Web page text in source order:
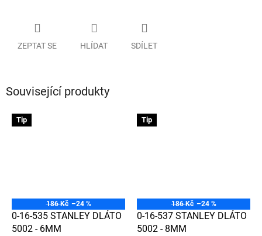
ZEPTAT SE HLÍDAT SDÍLET
Související produkty
Tip
186 Kč –24 %
0-16-535 STANLEY DLÁTO
5002 - 6MM
Tip
186 Kč –24 %
0-16-537 STANLEY DLÁTO
5002 - 8MM